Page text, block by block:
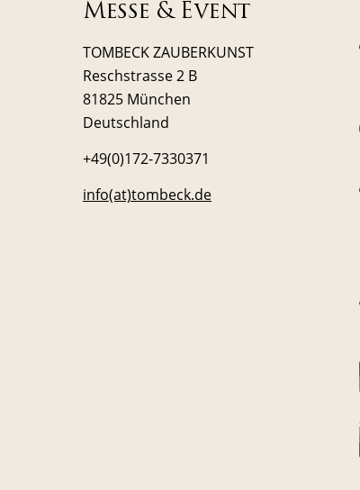
Messe & Event
TOMBECK ZAUBERKUNST
Reschstrasse 2 B
81825 München
Deutschland
+49(0)172-7330371
info(at)tombeck.de